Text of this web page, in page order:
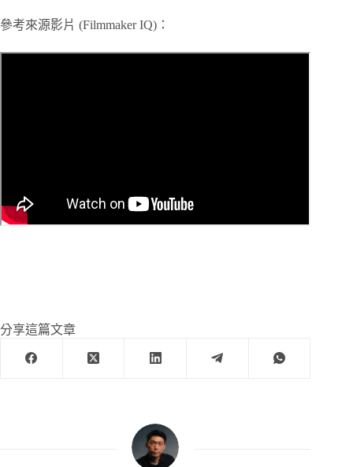
參考來源影片 (Filmmaker IQ)：
分享這篇文章